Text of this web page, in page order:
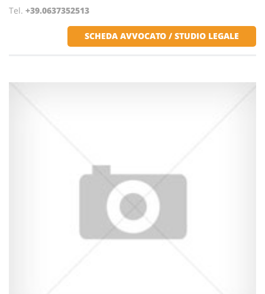
Tel. +39.0637352513
SCHEDA AVVOCATO / STUDIO LEGALE